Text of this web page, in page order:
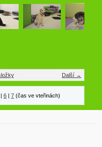
Další →
| 6 | 7 (čas ve vteřinách)